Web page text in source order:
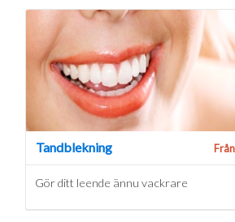
Tandblekning Från
Gör ditt leende ännu vackrare